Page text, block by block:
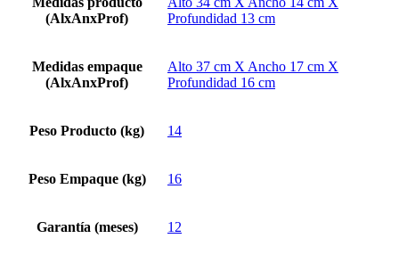
(AlxAnxProf)
Profundidad 13 cm
Medidas empaque
(AlxAnxProf)
Alto 37 cm X Ancho 17 cm X
Profundidad 16 cm
Peso Producto (kg) 14
Peso Empaque (kg) 16
Garantía (meses) 12